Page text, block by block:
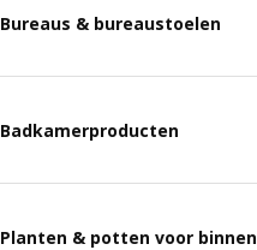
Bureaus & bureaustoelen
Badkamerproducten
Planten & potten voor binnen